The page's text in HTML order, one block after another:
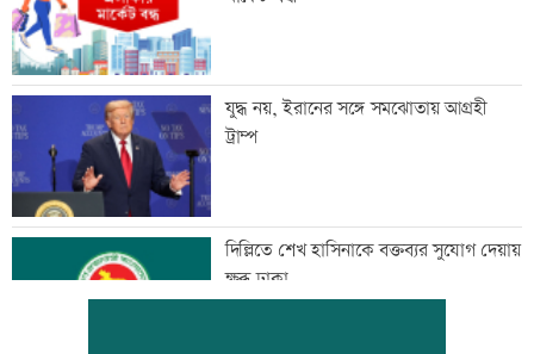
যুদ্ধ নয়, ইরানের সঙ্গে সমঝোতায় আগ্রহী
ট্রাম্প
দিল্লিতে শেখ হাসিনাকে বক্তব্যর সুযোগ দেয়ায়
ক্ষুব্ধ ঢাকা